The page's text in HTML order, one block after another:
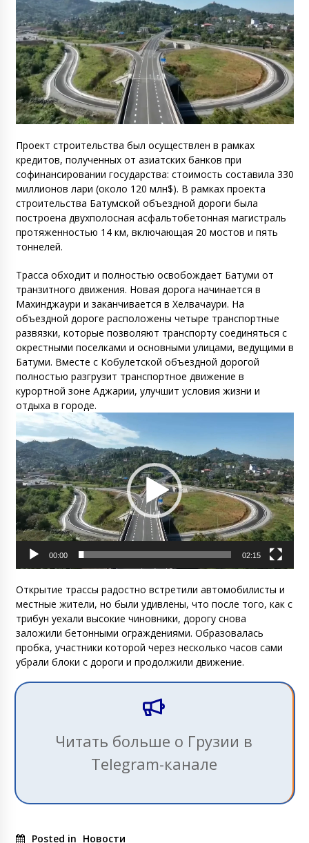
Проект строительства был осуществлен в рамках
кредитов, полученных от азиатских банков при
софинансировании государства: стоимость составила 330
миллионов лари (около 120 млн$). В рамках проекта
строительства Батумской объездной дороги была
построена двухполосная асфальтобетонная магистраль
протяженностью 14 км, включающая 20 мостов и пять
тоннелей.
Трасса обходит и полностью освобождает Батуми от
транзитного движения. Новая дорога начинается в
Махинджаури и заканчивается в Хелвачаури. На
объездной дороге расположены четыре транспортные
развязки, которые позволяют транспорту соединяться с
окрестными поселками и основными улицами, ведущими в
Батуми. Вместе с Кобулетской объездной дорогой
полностью разгрузит транспортное движение в
курортной зоне Аджарии, улучшит условия жизни и
отдыха в городе.
Видеоплеер
00:00 02:15
Открытие трассы радостно встретили автомобилисты и
местные жители, но были удивлены, что после того, как с
трибун уехали высокие чиновники, дорогу снова
заложили бетонными ограждениями. Образовалась
пробка, участники которой через несколько часов сами
убрали блоки с дороги и продолжили движение.
Читать больше о Грузии в
Telegram-канале
Posted in Новости